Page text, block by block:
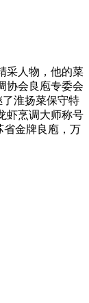
采人物，他的菜
协会良庖专委会
淮扬菜保守特
虾烹调大师称号
省金牌良庖，万